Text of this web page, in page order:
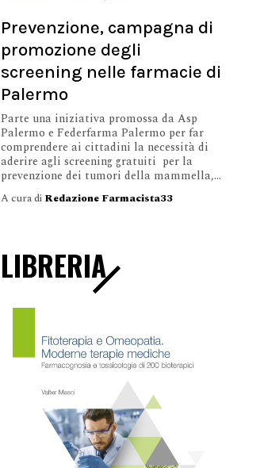
Prevenzione, campagna di
promozione degli
screening nelle farmacie di
Palermo
Parte una iniziativa promossa da Asp
Palermo e Federfarma Palermo per far
comprendere ai cittadini la necessità di
aderire agli screening gratuiti per la
prevenzione dei tumori della mammella,...
A cura di Redazione Farmacista33
LIBRERIA